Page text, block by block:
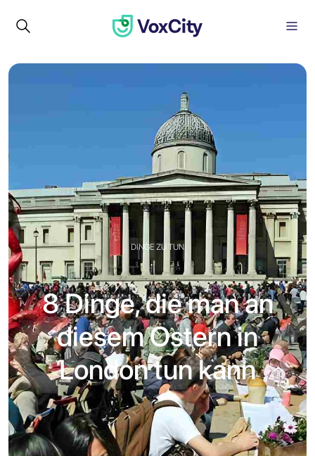
DINGE ZU TUN
8 Dinge, die man an
diesem Ostern in
London tun kann